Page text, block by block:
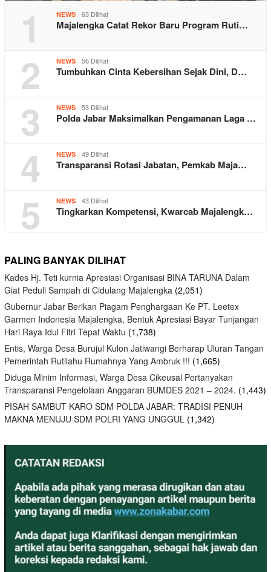
1 NEWS 63 Dilihat
Majalengka Catat Rekor Baru Program Ruti…
2 NEWS 56 Dilihat
Tumbuhkan Cinta Kebersihan Sejak Dini, D…
3 NEWS 53 Dilihat
Polda Jabar Maksimalkan Pengamanan Laga …
4 NEWS 49 Dilihat
Transparansi Rotasi Jabatan, Pemkab Maja…
5 NEWS 43 Dilihat
Tingkarkan Kompetensi, Kwarcab Majalengk…
PALING BANYAK DILIHAT
Kades Hj. Teti kurnia Apresiasi Organisasi BINA TARUNA Dalam
Giat Peduli Sampah di Cidulang Majalengka (2,051)
Gubernur Jabar Berikan Piagam Penghargaan Ke PT. Leetex
Garmen Indonesia Majalengka, Bentuk Apresiasi Bayar Tunjangan
Hari Raya Idul Fitri Tepat Waktu (1,738)
Entis, Warga Desa Burujul Kulon Jatiwangi Berharap Uluran Tangan
Pemerintah Rutilahu Rumahnya Yang Ambruk !!! (1,665)
Diduga Minim Informasi, Warga Desa Cikeusal Pertanyakan
Transparansi Pengelolaan Anggaran BUMDES 2021 – 2024. (1,443)
PISAH SAMBUT KARO SDM POLDA JABAR: TRADISI PENUH
MAKNA MENUJU SDM POLRI YANG UNGGUL (1,342)